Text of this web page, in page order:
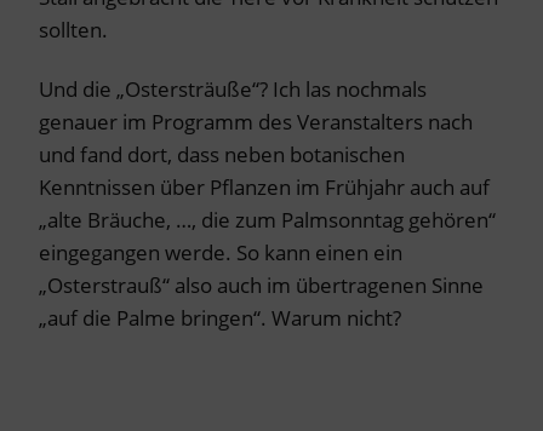
sollten.
Und die „Ostersträuße“? Ich las nochmals
genauer im Programm des Veranstalters nach
und fand dort, dass neben botanischen
Kenntnissen über Pflanzen im Frühjahr auch auf
„alte Bräuche, …, die zum Palmsonntag gehören“
eingegangen werde. So kann einen ein
„Osterstrauß“ also auch im übertragenen Sinne
„auf die Palme bringen“. Warum nicht?